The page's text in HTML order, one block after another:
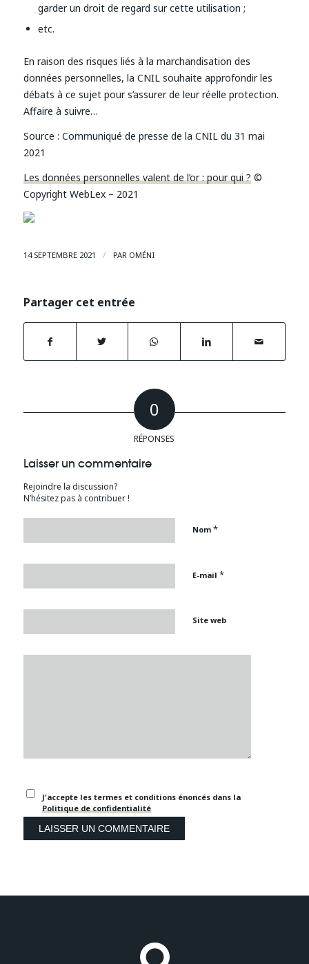
garder un droit de regard sur cette utilisation ;
etc.
En raison des risques liés à la marchandisation des
données personnelles, la CNIL souhaite approfondir les
débats à ce sujet pour s’assurer de leur réelle protection.
Affaire à suivre…
Source : Communiqué de presse de la CNIL du 31 mai
2021
Les données personnelles valent de l’or : pour qui ? ©
Copyright WebLex – 2021
14 SEPTEMBRE 2021 / PAR OMÉNI
Partager cet entrée
0
RÉPONSES
Laisser un commentaire
Rejoindre la discussion?
N’hésitez pas à contribuer !
Nom *
E-mail *
Site web
J'accepte les termes et conditions énoncés dans la
Politique de confidentialité